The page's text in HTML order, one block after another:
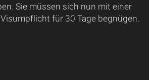
Sie müssen sich nun mit einer
für 30 Tage begnügen.